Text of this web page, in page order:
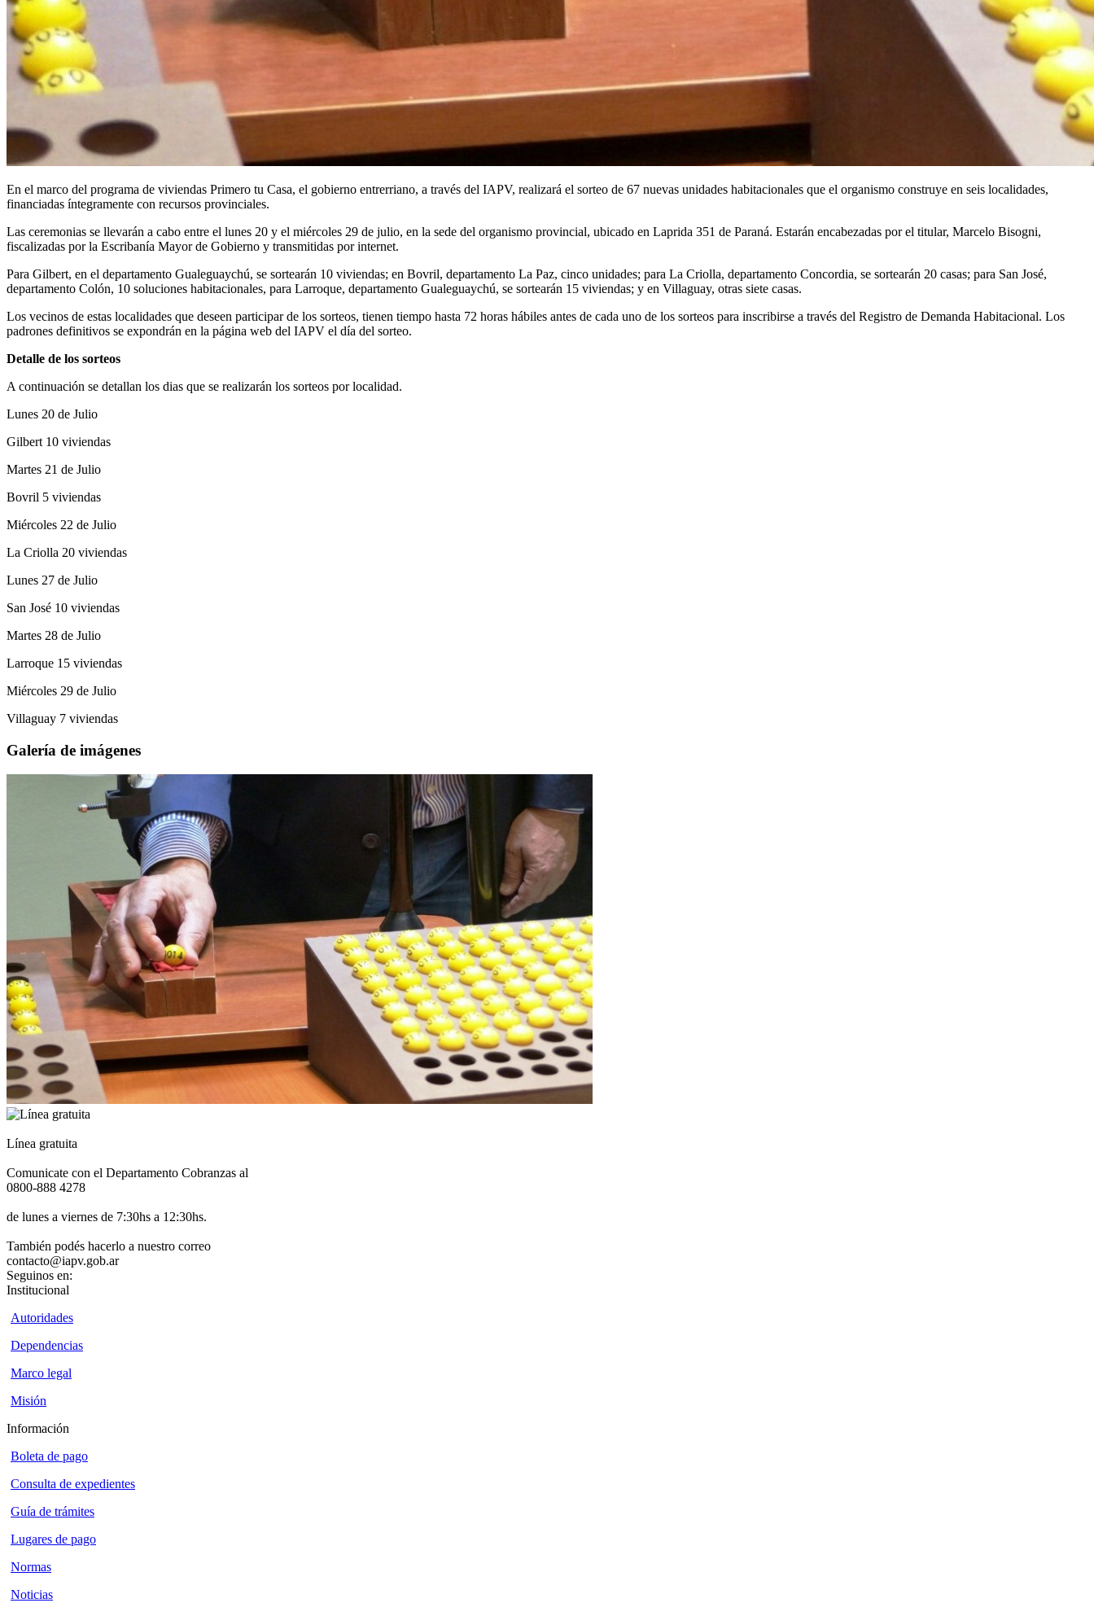
En el marco del programa de viviendas Primero tu Casa, el gobierno entrerriano, a través del IAPV, realizará el sorteo de 67 nuevas unidades habitacionales que el organismo construye en seis localidades,
financiadas íntegramente con recursos provinciales.
Las ceremonias se llevarán a cabo entre el lunes 20 y el miércoles 29 de julio, en la sede del organismo provincial, ubicado en Laprida 351 de Paraná. Estarán encabezadas por el titular, Marcelo Bisogni,
fiscalizadas por la Escribanía Mayor de Gobierno y transmitidas por internet.
Para Gilbert, en el departamento Gualeguaychú, se sortearán 10 viviendas; en Bovril, departamento La Paz, cinco unidades; para La Criolla, departamento Concordia, se sortearán 20 casas; para San José,
departamento Colón, 10 soluciones habitacionales, para Larroque, departamento Gualeguaychú, se sortearán 15 viviendas; y en Villaguay, otras siete casas.
Los vecinos de estas localidades que deseen participar de los sorteos, tienen tiempo hasta 72 horas hábiles antes de cada uno de los sorteos para inscribirse a través del Registro de Demanda Habitacional. Los
padrones definitivos se expondrán en la página web del IAPV el día del sorteo.
Detalle de los sorteos
A continuación se detallan los dias que se realizarán los sorteos por localidad.
Lunes 20 de Julio
Gilbert 10 viviendas
Martes 21 de Julio
Bovril 5 viviendas
Miércoles 22 de Julio
La Criolla 20 viviendas
Lunes 27 de Julio
San José 10 viviendas
Martes 28 de Julio
Larroque 15 viviendas
Miércoles 29 de Julio
Villaguay 7 viviendas
Galería de imágenes
Línea gratuita
Comunicate con el Departamento Cobranzas al
0800-888 4278
de lunes a viernes de 7:30hs a 12:30hs.
También podés hacerlo a nuestro correo
contacto@iapv.gob.ar
Seguinos en:
Institucional
Autoridades
Dependencias
Marco legal
Misión
Información
Boleta de pago
Consulta de expedientes
Guía de trámites
Lugares de pago
Normas
Noticias